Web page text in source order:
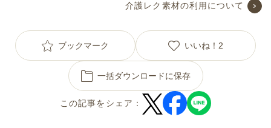
介護レク素材の利用について
ブックマーク いいね！ 2
一括ダウンロードに保存
この記事をシェア：